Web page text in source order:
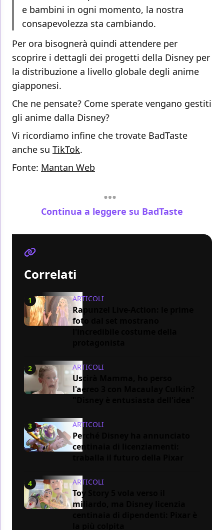
e bambini in ogni momento, la nostra
consapevolezza sta cambiando.
Per ora bisognerà quindi attendere per
scoprire i dettagli dei progetti della Disney per
la distribuzione a livello globale degli anime
giapponesi.
Che ne pensate? Come sperate vengano gestiti
gli anime dalla Disney?
Vi ricordiamo infine che trovate BadTaste
anche su TikTok.
Fonte: Mantan Web
Continua a leggere su BadTaste
Correlati
1 ARTICOLI
Rapunzel Live-Action: le prime
foto dal set mostrano
2 ARTICOLI
Uscirà Mamma, ho perso
l'aereo 3 con Macaulay Culkin?
3 ARTICOLI
Perché Disney ha annunciato
centinaia di licenziamenti:
4 ARTICOLI
Toy Story 5 vola verso il
miliardo, ma Disney licenzia